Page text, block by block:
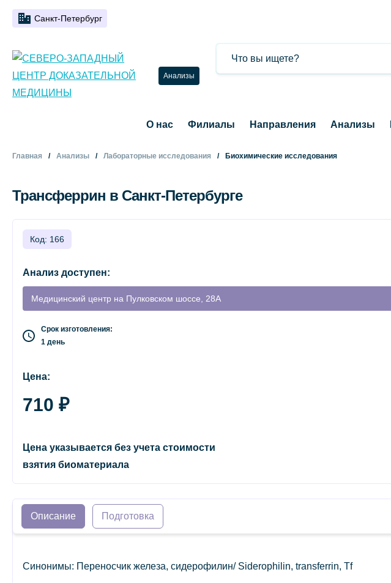
Санкт-Петербург
Анализы
О нас Филиалы Направления Анализы
Главная Анализы Лабораторные исследования Биохимические исследования
Трансферрин в Санкт-Петербурге
Код: 166
Анализ доступен:
Медицинский центр на Пулковском шоссе, 28А
Срок изготовления:
1 день
Цена:
710 ₽
Цена указывается без учета стоимости
взятия биоматериала
Описание Подготовка
Синонимы: Переносчик железа, сидерофилин/ Siderophilin, transferrin, Tf